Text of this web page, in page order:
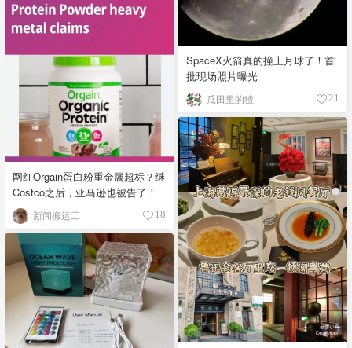
SpaceX火箭真的撞上月球了！首
批现场照片曝光
瓜田里的猹 21
网红Orgain蛋白粉重金属超标？继
Costco之后，亚马逊也被告了！
新闻搬运工 18